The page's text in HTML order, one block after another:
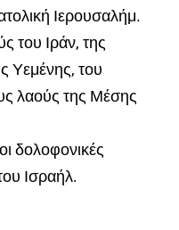
Ιερουσαλήμ.
του Ιράν, της
Υεμένης, του
λαούς της Μέσης
δολοφονικές
Ισραήλ.